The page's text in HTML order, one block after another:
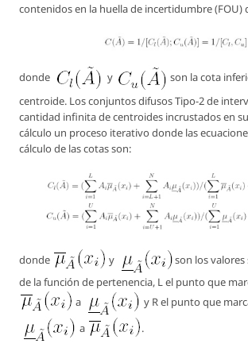
contenidos en la huella de incertidumbre (FOU)
donde y
son la cota
centroide. Los conjuntos difusos Tipo-2 de
cantidad infinita de centroides incrustados en
cálculo un proceso iterativo donde las
cálculo de las cotas son:
donde y
son los
de la función de pertenencia, L el punto que
a
y Rel punto que
a
.